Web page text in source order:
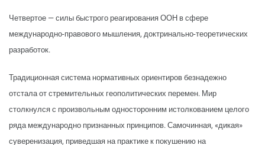
Четвертое — силы быстрого реагирования ООН в сфере
международно-правового мышления, доктринально-теоретических
разработок.
Традиционная система нормативных ориентиров безнадежно
отстала от стремительных геополитических перемен. Мир
столкнулся с произвольным односторонним истолкованием целого
ряда международно признанных принципов. Самочинная, «дикая»
суверенизация, приведшая на практике к покушению на